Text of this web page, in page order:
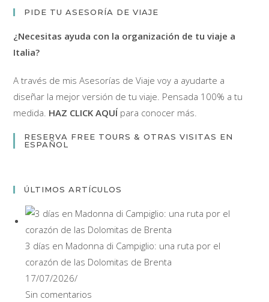
para
comentar
comentar
tu
(opcional)
PIDE TU ASESORÍA DE VIAJE
¿Necesitas ayuda con la organización de tu viaje a
Italia?
A través de mis Asesorías de Viaje voy a ayudarte a
diseñar la mejor versión de tu viaje. Pensada 100% a tu
medida. HAZ CLICK AQUÍpara conocer más.
RESERVA FREE TOURS & OTRAS VISITAS EN
ESPAÑOL
ÚLTIMOS ARTÍCULOS
3 días en Madonna di Campiglio: una ruta por el
corazón de las Dolomitas de Brenta
17/07/2026/
Sin comentarios